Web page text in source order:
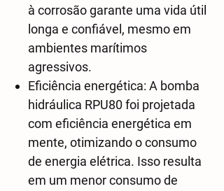
à corrosão garante uma vida útil
longa e confiável, mesmo em
ambientes marítimos
agressivos.
Eficiência energética: A bomba
hidráulica RPU80 foi projetada
com eficiência energética em
mente, otimizando o consumo
de energia elétrica. Isso resulta
em um menor consumo de